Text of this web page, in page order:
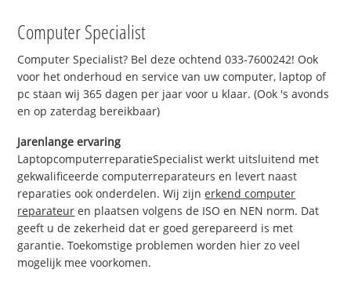
Computer Specialist
Computer Specialist? Bel deze ochtend 033-7600242! Ook
voor het onderhoud en service van uw computer, laptop of
pc staan wij 365 dagen per jaar voor u klaar. (Ook 's avonds
en op zaterdag bereikbaar)
Jarenlange ervaring
LaptopcomputerreparatieSpecialist werkt uitsluitend met
gekwalificeerde computerreparateurs en levert naast
reparaties ook onderdelen. Wij zijnerkend computer
reparateur en plaatsen volgens de ISO en NEN norm. Dat
geeft u de zekerheid dat er goed gerepareerd is met
garantie. Toekomstige problemen worden hier zo veel
mogelijk mee voorkomen.